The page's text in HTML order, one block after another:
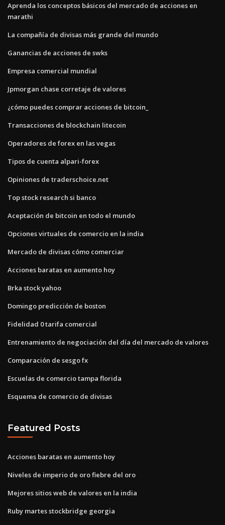
Aprenda los conceptos básicos del mercado de acciones en
marathi
La compañía de divisas más grande del mundo
Ganancias de acciones de swks
Empresa comercial mundial
Jpmorgan chase corretaje de valores
¿cómo puedes comprar acciones de bitcoin_
Transacciones de blockchain litecoin
Operadores de forex en las vegas
Tipos de cuenta alpari-forex
Opiniones de traderschoice.net
Top stock research si banco
Aceptación de bitcoin en todo el mundo
Opciones virtuales de comercio en la india
Mercado de divisas cómo comerciar
Acciones baratas en aumento hoy
Brka stock yahoo
Domingo predicción de boston
Fidelidad 0 tarifa comercial
Entrenamiento de negociación del día del mercado de valores
Comparación de sesgo fx
Escuelas de comercio tampa florida
Esquema de comercio de divisas
Featured Posts
Acciones baratas en aumento hoy
Niveles de imperio de oro fiebre del oro
Mejores sitios web de valores en la india
Ruby martes stockbridge georgia